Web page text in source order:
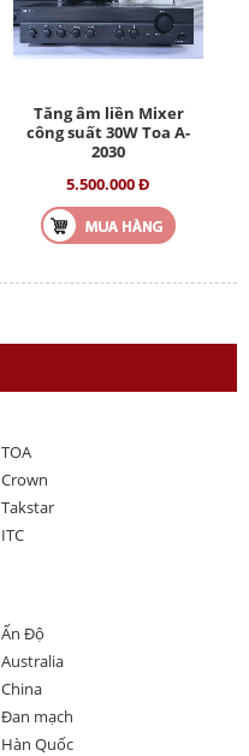
Tăng âm liền Mixer
công suất 30W Toa A-
2030
5.500.000 Đ
TOA
Crown
Takstar
ITC
Ấn Độ
Australia
China
Đan mạch
Hàn Quốc